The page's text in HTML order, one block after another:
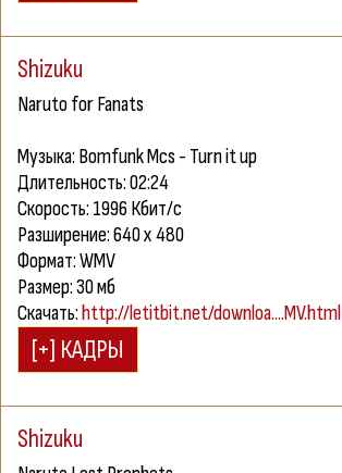
Shizuku
Naruto for Fanats
Музыка: Bomfunk Mcs - Turn it up
Длительность: 02:24
Скорость: 1996 Кбит/с
Разширение: 640 x 480
Формат: WMV
Размер: 30 мб
Скачать:http://letitbit.net/downloa....MV.html
Shizuku